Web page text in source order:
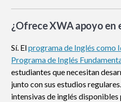
¿Ofrece XWA apoyo en
Sí. Elprograma de Inglés como
Programa de Inglés
estudiantes que necesitan
junto con sus estudios
intensivas de inglés